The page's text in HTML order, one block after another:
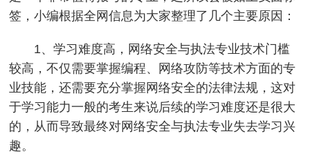
签，小编根据全网信息为大家整理了几个主要原因：
1、学习难度高，网络安全与执法专业技术门槛
较高，不仅需要掌握编程、网络攻防等技术方面的专
业技能，还需要充分掌握网络安全的法律法规，这对
于学习能力一般的考生来说后续的学习难度还是很大
的，从而导致最终对网络安全与执法专业失去学习兴
趣。